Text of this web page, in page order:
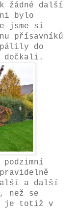
žádné další
bylo
jsme si
přísavníků
do
dočkali.
a další
než se
je totiž v